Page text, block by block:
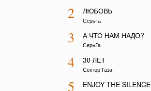
2 ЛЮБОВЬ
СерьГа
3 А ЧТО НАМ НАДО?
СерьГа
4 30 ЛЕТ
Сектор Газа
5 ENJOY THE SILENCE